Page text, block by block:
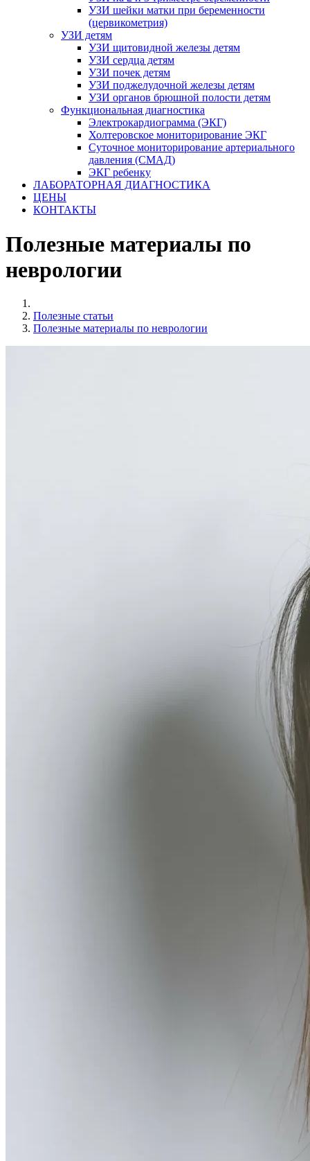
УЗИ шейки матки при беременности
(цервикометрия)
УЗИ детям
УЗИ щитовидной железы детям
УЗИ сердца детям
УЗИ почек детям
УЗИ поджелудочной железы детям
УЗИ органов брюшной полости детям
Функциональная диагностика
Электрокардиограмма (ЭКГ)
Холтеровское мониторирование ЭКГ
Суточное мониторирование артериального
давления (СМАД)
ЭКГ ребенку
ЛАБОРАТОРНАЯ ДИАГНОСТИКА
ЦЕНЫ
КОНТАКТЫ
Полезные материалы по
неврологии
Полезные статьи
Полезные материалы по неврологии